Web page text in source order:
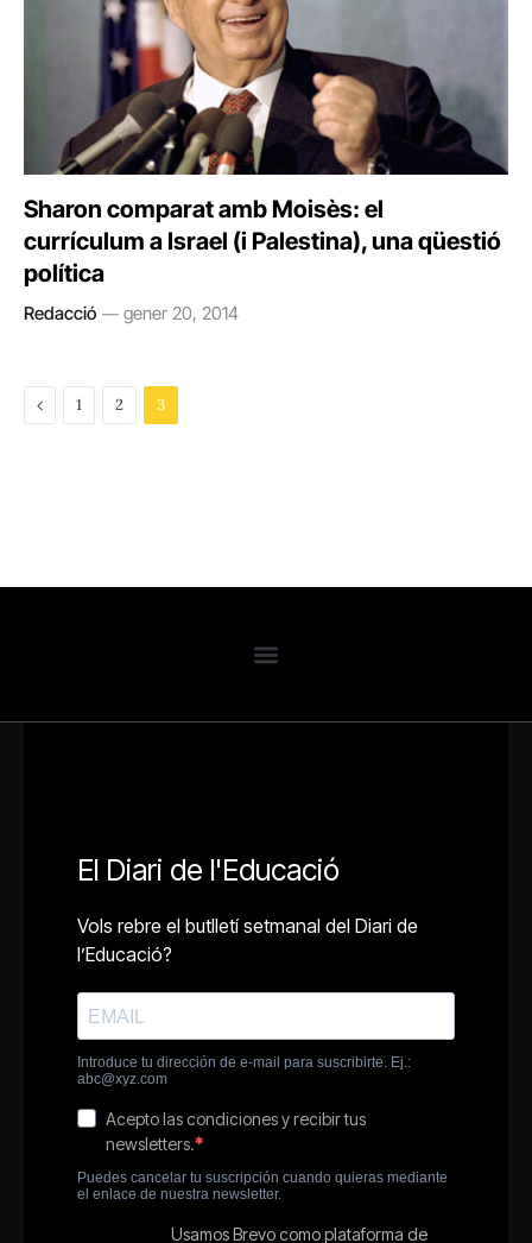
Sharon comparat amb Moisès: el
currículum a Israel (i Palestina), una qüestió
política
Redacció gener 20, 2014
Previous
1 2 3